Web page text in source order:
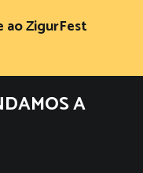
ao ZigurFest
A